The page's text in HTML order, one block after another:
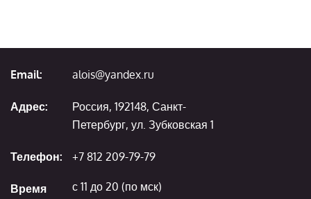
Email: alois@yandex.ru
Адрес:
Россия, 192148, Санкт-
Петербург, ул. Зубковская 1
Телефон: +7 812 209-79-79
Время
с 11 до 20 (по мск)